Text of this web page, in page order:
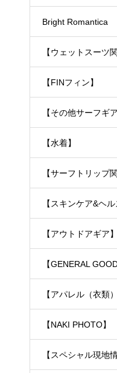
Bright Romantica
【ウェットスーツ関
【FINフィン】
【その他サーフギア
【水着】
【サーフトリップ関
【スキンケア&ヘル
【アウトドアギア】
【GENERAL
【アパレル（衣類）
【NAKI PHOTO】
【スペシャル現地情